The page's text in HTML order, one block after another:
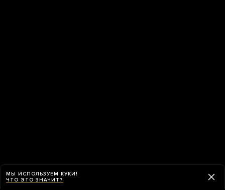
МЫ ИСПОЛЬЗУЕМ КУКИ!
ЧТО ЭТО ЗНАЧИТ?